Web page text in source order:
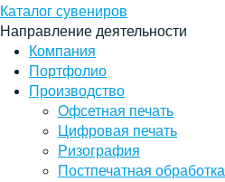
Каталог сувениров
Направление деятельности
Компания
Портфолио
Производство
Офсетная печать
Цифровая печать
Ризография
Постпечатная обработка